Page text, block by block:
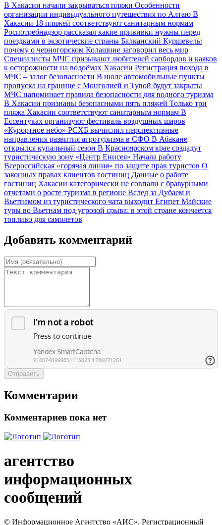
В Хакасии начали закрываться пляжи Особенности
организации индивидуального путешествия по Алтаю В
Хакасии 18 пляжей соответствуют санитарным нормам
Роспотребнадзор рассказал какие прививки нужны перед
поездками в экзотические страны Балканский Куршевель:
почему о черногорском Колашине заговорил весь мир
Специалисты МЧС призывают любителей сапбордов и каяков
к осторожности на водоёмах Хакасии Регистрация похода в
МЧС – залог безопасности В июле автомобильные пункты
пропуска на границе с Монголией и Тувой будут закрыты
МЧС напоминает правила безопасности для водного туризма
В Хакасии признаны безопасными пять пляжей Только три
пляжа Хакасии соответствуют санитарным нормам В
Ессентуках организуют фестиваль воздушных шаров
«Курортное небо» РСХБ вычислил перспективные
направления развития агротуризма в СФО В Абакане
открылся купальный сезон В Красноярском крае создадут
туристическую зону «Центр Енисея» Начала работу
Всероссийская «горячая линия» по защите прав туристов О
законных правах клиентов гостиниц Данные о работе
гостиниц Хакасии категорически не совпали с бравурными
отчетами о росте туризма в регионе Вслед за Дубаем и
Вьетнамом из туристического чата выходит Египет Майские
туры во Вьетнам под угрозой срыва: в этой стране кончается
топливо для самолетов
Добавить комментарий
Отправить
Комментарии
Комментариев пока нет
агентство
информационных
сообщений
© Информационное Агентство «АИС». Регистрационный